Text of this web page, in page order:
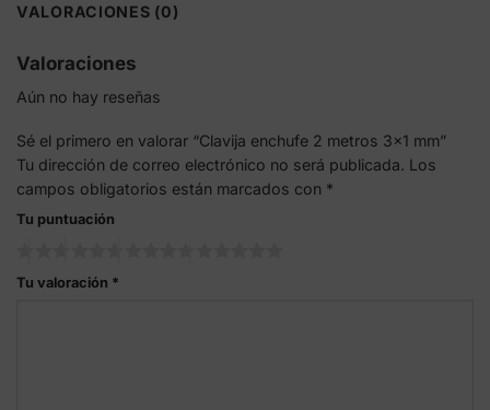
VALORACIONES (0)
Valoraciones
Aún no hay reseñas
Sé el primero en valorar “Clavija enchufe 2 metros 3×1 mm”
Tu dirección de correo electrónico no será publicada. Los
campos obligatorios están marcados con *
Tu puntuación
Tu valoración *